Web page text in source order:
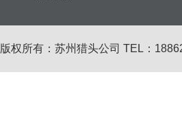
版权所有：苏州猎头公司 TEL：